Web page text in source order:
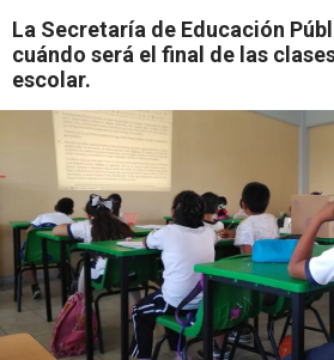
La Secretaría de Educación
cuándo será el final de las
escolar.